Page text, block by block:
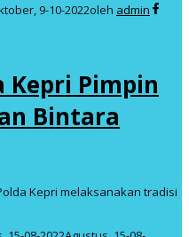
9-10-2022oleh admin
Kepri Pimpin
Bintara
Kepri melaksanakan tradisi